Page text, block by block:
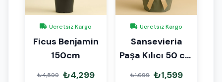
Ücretsiz Kargo
Ficus Benjamin
150cm
₺4,599 ₺4,299
Ücretsiz Kargo
Sansevieria
Paşa Kılıcı 50 cm
Hediye Paketli
₺1,699 ₺1,599